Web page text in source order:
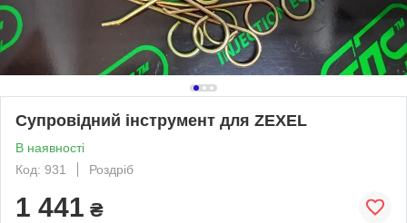
Супровідний інструмент для ZEXEL
В наявності
Код: 931
Роздріб
1 441 ₴